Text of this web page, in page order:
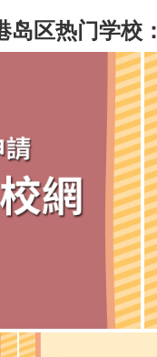
岛区热门学校：